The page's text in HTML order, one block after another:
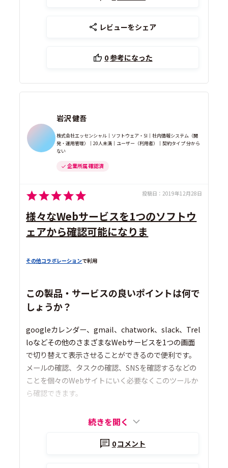
レビューをシェア
0参考になった
岩沢 健吾
株式会社エッセンシャル｜ソフトウェア・SI｜社内情報システム（開
発・運用管理）｜20人未満｜ユーザー（利用者）｜契約タイプ 分から
ない
企業所属 確認済
投稿日： 2019年12月28日
様々なWebサービスを1つのソフトウ
ェアから確認可能になりま
その他コラボレーションで利用
この製品・サービスの良いポイントは何で
しょうか？
googleカレンダー、gmail、chatwork、slack、Trel
loなどその他のさまざまなWebサービスを1つの画面
で切り替えて表示させることができるので便利です。
メールの確認、タスクの確認、SNSを確認するなどの
ことを個々のWebサイトにいく必要なくこのツールか
ら確認できます。
続きを開く
0コメント